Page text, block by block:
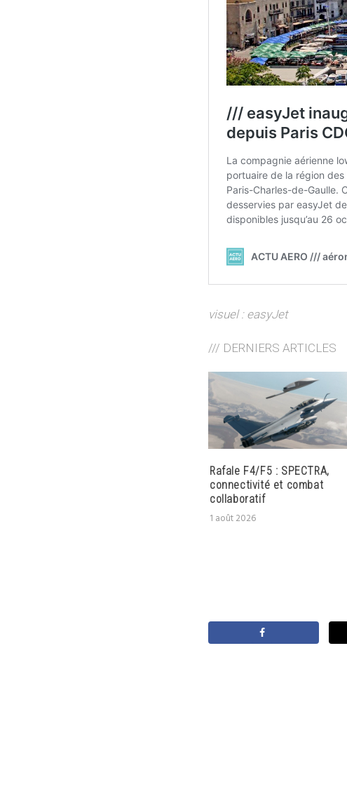
visuel : easyJet
/// DERNIERS ARTICLES
Rafale F4/F5 : SPECTRA,
connectivité et combat
collaboratif
1 août 2026